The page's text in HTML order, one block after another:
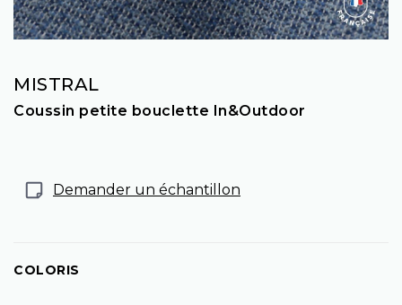
MISTRAL
Coussin petite bouclette In&Outdoor
Demander un échantillon
COLORIS